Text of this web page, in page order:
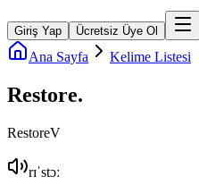
Giriş Yap Ücretsiz Üye Ol
Ana Sayfa Kelime Listesi
Restore.
RestoreV
rɪˈstɔː